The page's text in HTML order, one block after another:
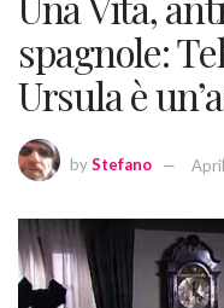
spagnole:
Ursula è
byStefano